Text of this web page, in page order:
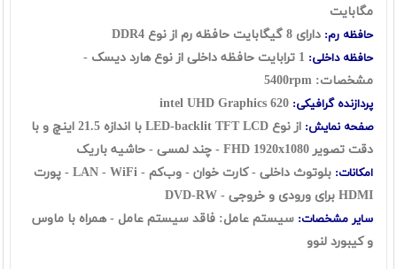
مگابایت
حافظه رم: دارای 8 گيگابايت حافظه رم از نوع DDR4
حافظه داخلی:
1 ترابایت حافظه داخلی از نوع هارد دیسک -
مشخصات: 5400rpm
پردازنده گرافیکی: intel UHD Graphics 620
صفحه نمایش:
از نوع LED-backlit TFT LCD با اندازه 21.5 اینچ و با
دقت تصویر FHD 1920x1080 - چند لمسی - حاشیه باریک
امکانات:
بلوتوث داخلی - کارت خوان - وب‌کم - LAN - WiFi - پورت
HDMI برای ورودی و خروجی - DVD-RW
سایر مشخصات: سیستم عامل: فاقد سیستم عامل - همراه با ماوس
و کیبورد لنوو